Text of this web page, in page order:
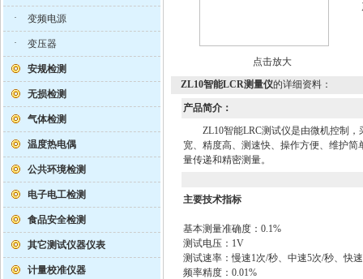
· 变频电源
· 变压器
安规检测
无损检测
气体检测
温度热电偶
公共环境检测
电子电工检测
食品安全检测
其它测试仪器仪表
计量校准仪器
点击放大
ZL10智能LCR测量仪的详细资料：
产品简介：
ZL10智能LRC测试仪是由微机控制，
宽、精度高、测速快、操作方便、维护
量传递和精密测量。
主要技术指标
基本测量准确度：0.1%
测试电压：1V
测试速率：慢速1次/秒、中速5次/秒、快
频率精度：0.01%